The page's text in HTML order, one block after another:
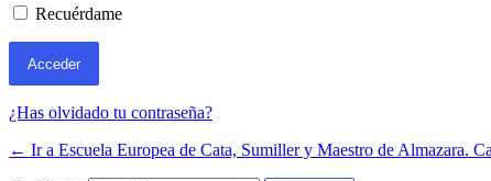
Recuérdame
¿Has olvidado tu contraseña?
← Ir a Escuela Europea de Cata, Sumiller y Maestro de Almazara.